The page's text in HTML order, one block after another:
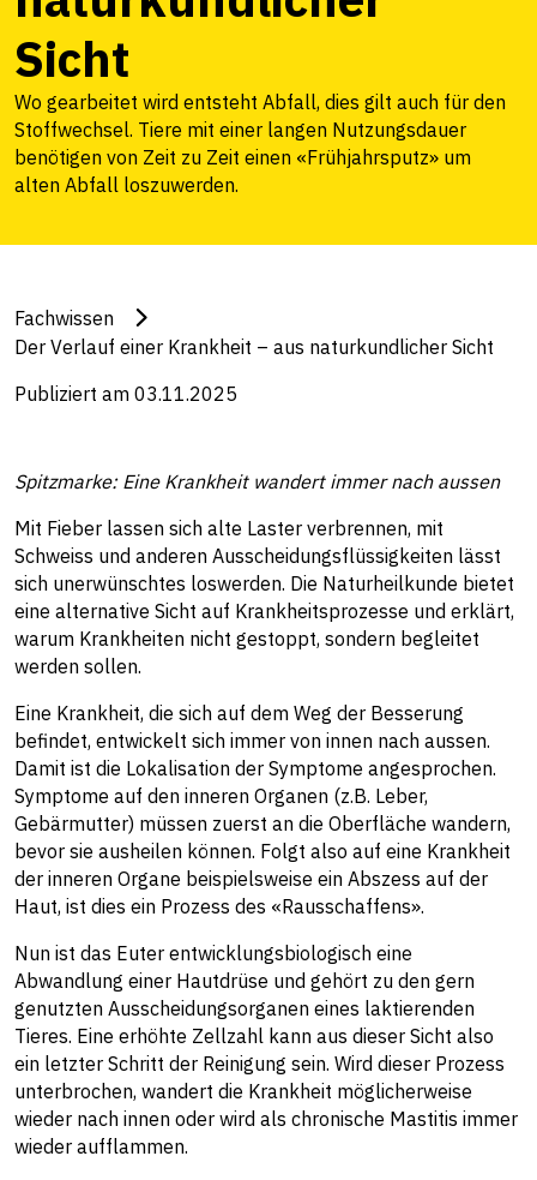
Sicht
Wo gearbeitet wird entsteht Abfall, dies gilt auch für den
Stoffwechsel. Tiere mit einer langen Nutzungsdauer
benötigen von Zeit zu Zeit einen «Frühjahrsputz» um
alten Abfall loszuwerden.
Fachwissen
Der Verlauf einer Krankheit – aus naturkundlicher Sicht
Publiziert am 03.11.2025
Spitzmarke: Eine Krankheit wandert immer nach aussen
Mit Fieber lassen sich alte Laster verbrennen, mit
Schweiss und anderen Ausscheidungsflüssigkeiten lässt
sich unerwünschtes loswerden. Die Naturheilkunde bietet
eine alternative Sicht auf Krankheitsprozesse und erklärt,
warum Krankheiten nicht gestoppt, sondern begleitet
werden sollen.
Eine Krankheit, die sich auf dem Weg der Besserung
befindet, entwickelt sich immer von innen nach aussen.
Damit ist die Lokalisation der Symptome angesprochen.
Symptome auf den inneren Organen (z.B. Leber,
Gebärmutter) müssen zuerst an die Oberfläche wandern,
bevor sie ausheilen können. Folgt also auf eine Krankheit
der inneren Organe beispielsweise ein Abszess auf der
Haut, ist dies ein Prozess des «Rausschaffens».
Nun ist das Euter entwicklungsbiologisch eine
Abwandlung einer Hautdrüse und gehört zu den gern
genutzten Ausscheidungsorganen eines laktierenden
Tieres. Eine erhöhte Zellzahl kann aus dieser Sicht also
ein letzter Schritt der Reinigung sein. Wird dieser Prozess
unterbrochen, wandert die Krankheit möglicherweise
wieder nach innen oder wird als chronische Mastitis immer
wieder aufflammen.